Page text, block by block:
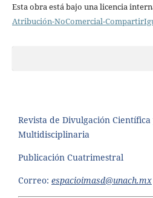
Esta obra está bajo una licencia
Atribución-NoComercial-
Revista de Divulgación
Multidisciplinaria
Publicación Cuatrimestral
Correo: espacioimasd@unach.mx